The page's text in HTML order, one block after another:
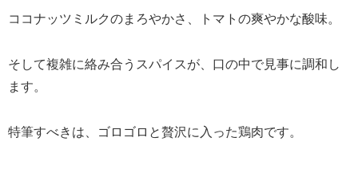
ココナッツミルクのまろやかさ、トマトの爽やかな酸味。
そして複雑に絡み合うスパイスが、口の中で見事に調和し
ます。
特筆すべきは、ゴロゴロと贅沢に入った鶏肉です。